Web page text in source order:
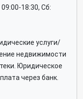
18:30, Сб:
услуги/
недвижимости
Юридическое
через банк.